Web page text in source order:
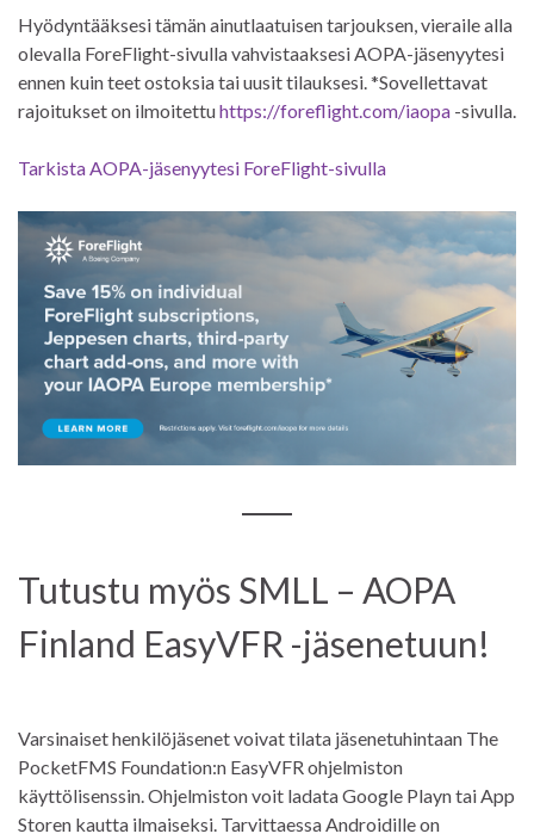
Hyödyntääksesi tämän ainutlaatuisen tarjouksen, vieraile alla
olevalla ForeFlight-sivulla vahvistaaksesi AOPA-jäsenyytesi
ennen kuin teet ostoksia tai uusit tilauksesi. *Sovellettavat
rajoitukset on ilmoitettuhttps://foreflight.com/iaopa -sivulla.
Tarkista AOPA-jäsenyytesi ForeFlight-sivulla
Tutustu myös SMLL – AOPA
Finland EasyVFR -jäsenetuun!
Varsinaiset henkilöjäsenet voivat tilata jäsenetuhintaan The
PocketFMS Foundation:n EasyVFR ohjelmiston
käyttölisenssin. Ohjelmiston voit ladata Google Playn tai App
Storen kautta ilmaiseksi. Tarvittaessa Androidille on